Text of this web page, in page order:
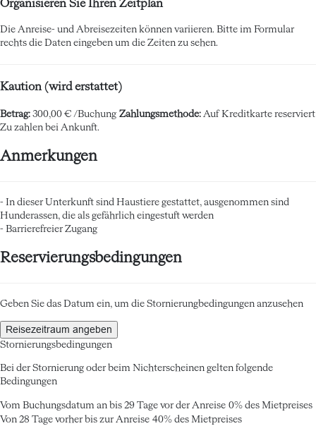
Organisieren Sie Ihren Zeitplan
Die Anreise- und Abreisezeiten können variieren. Bitte im Formular
rechts die Daten eingeben um die Zeiten zu sehen.
Kaution (wird erstattet)
Betrag: 300,00 € /Buchung Zahlungsmethode: Auf Kreditkarte reserviert
Zu zahlen bei Ankunft.
Anmerkungen
- In dieser Unterkunft sind Haustiere gestattet, ausgenommen sind
Hunderassen, die als gefährlich eingestuft werden
- Barrierefreier Zugang
Reservierungsbedingungen
Geben Sie das Datum ein, um die Stornierungbedingungen anzusehen
Reisezeitraum angeben
Stornierungsbedingungen
Bei der Stornierung oder beim Nichterscheinen gelten folgende
Bedingungen
Vom Buchungsdatum an bis 29 Tage vor der Anreise 0% des Mietpreises
Von 28 Tage vorher bis zur Anreise 40% des Mietpreises